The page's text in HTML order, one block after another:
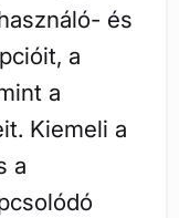
és
a
a
Kiemeli a
a